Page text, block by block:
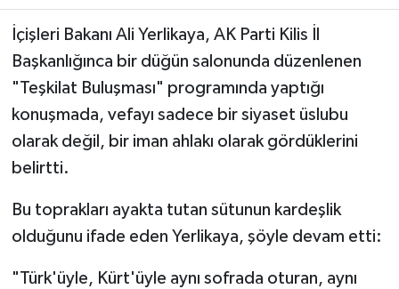
İçişleri Bakanı Ali Yerlikaya, AK Parti Kilis İl
Başkanlığınca bir düğün salonunda düzenlenen
"Teşkilat Buluşması" programında yaptığı
konuşmada, vefayı sadece bir siyaset üslubu
olarak değil, bir iman ahlakı olarak gördüklerini
belirtti.
Bu toprakları ayakta tutan sütunun kardeşlik
olduğunu ifade eden Yerlikaya, şöyle devam etti:
"Türk'üyle, Kürt'üyle aynı sofrada oturan, aynı